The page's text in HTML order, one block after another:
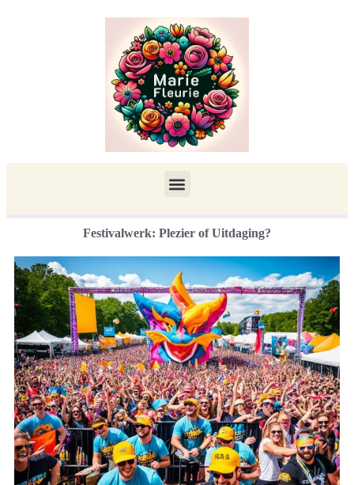
Festivalwerk: Plezier of Uitdaging?